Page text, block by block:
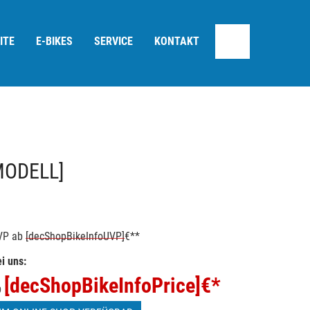
E-BIKES SERVICE KONTAKT
ab [decShopBikeInfoUVP]€**
uns:
[decShopBikeInfoPrice] €*